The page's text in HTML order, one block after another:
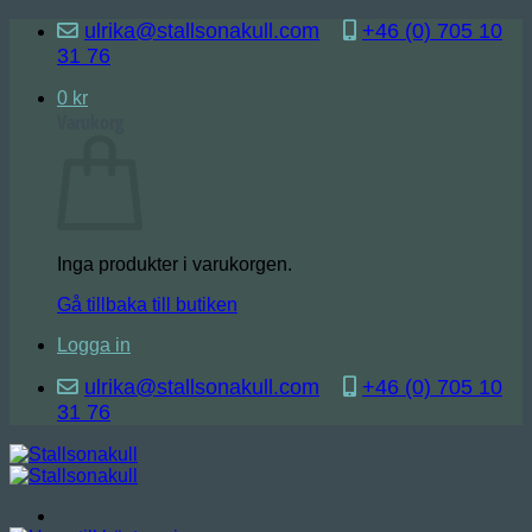
Skip
content
ulrika@stallsonakull.com
+46 (0) 705 10
31 76
0 kr
Inga produkter i varukorgen.
Gå tillbaka till butiken
Logga in
ulrika@stallsonakull.com
+46 (0) 705 10
31 76